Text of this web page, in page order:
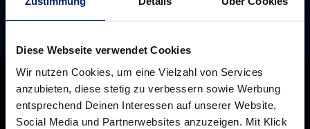
Diese Webseite verwendet Cookies
Wir nutzen Cookies, um eine Vielzahl von Services
anzubieten, diese stetig zu verbessern sowie Werbung
entsprechend Deinen Interessen auf unserer Website,
Social Media und Partnerwebsites anzuzeigen. Mit Klick